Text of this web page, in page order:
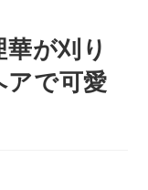
が刈り
アで可愛